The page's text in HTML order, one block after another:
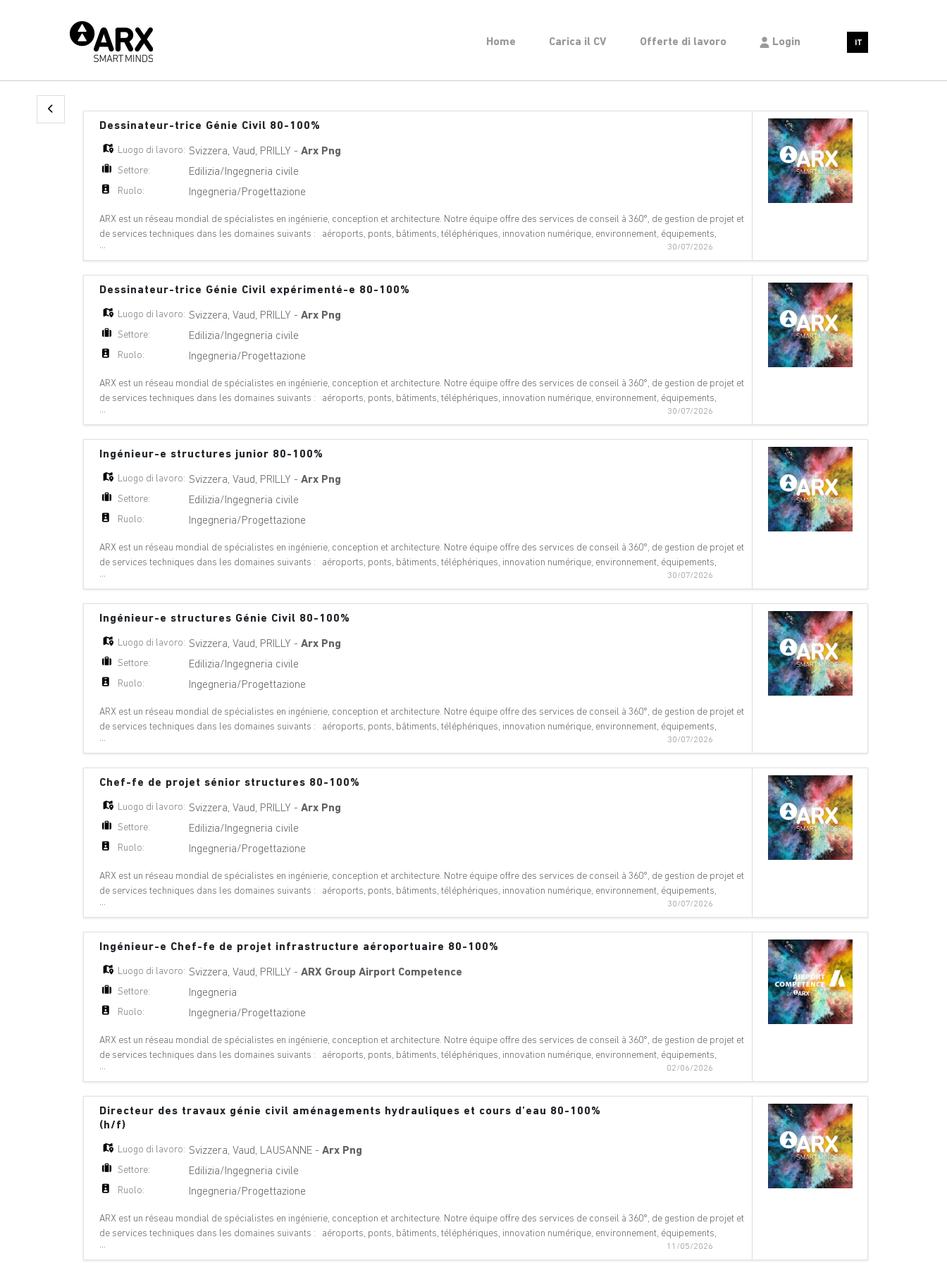
Home Carica il CV Offerte di lavoro Login IT
Dessinateur-trice Génie Civil 80-100%
Luogo di lavoro: Svizzera ,Vaud PRILLY -Arx Png
Settore: Edilizia/Ingegneria civile
Ruolo: Ingegneria/Progettazione
ARX est un réseau mondial de spécialistes en ingénierie, conception et architecture. Notre équipe offre des services de conseil à 360°, de gestion de projet et
de services techniques dans les domaines suivants : aéroports, ponts, bâtiments, téléphériques, innovation numérique, environnement, équipements,
géologie, géotechnique, énergie hydrauli
30/07/2026
Dessinateur-trice Génie Civil expérimenté-e 80-100%
Luogo di lavoro: Svizzera ,Vaud PRILLY -Arx Png
Settore: Edilizia/Ingegneria civile
Ruolo: Ingegneria/Progettazione
ARX est un réseau mondial de spécialistes en ingénierie, conception et architecture. Notre équipe offre des services de conseil à 360°, de gestion de projet et
de services techniques dans les domaines suivants : aéroports, ponts, bâtiments, téléphériques, innovation numérique, environnement, équipements,
géologie, géotechnique, énergie hydrauli
30/07/2026
Ingénieur-e structures junior 80-100%
Luogo di lavoro: Svizzera ,Vaud PRILLY -Arx Png
Settore: Edilizia/Ingegneria civile
Ruolo: Ingegneria/Progettazione
ARX est un réseau mondial de spécialistes en ingénierie, conception et architecture. Notre équipe offre des services de conseil à 360°, de gestion de projet et
de services techniques dans les domaines suivants : aéroports, ponts, bâtiments, téléphériques, innovation numérique, environnement, équipements,
géologie, géotechnique, énergie hydrauli
30/07/2026
Ingénieur-e structures Génie Civil 80-100%
Luogo di lavoro: Svizzera ,Vaud PRILLY -Arx Png
Settore: Edilizia/Ingegneria civile
Ruolo: Ingegneria/Progettazione
ARX est un réseau mondial de spécialistes en ingénierie, conception et architecture. Notre équipe offre des services de conseil à 360°, de gestion de projet et
de services techniques dans les domaines suivants : aéroports, ponts, bâtiments, téléphériques, innovation numérique, environnement, équipements,
géologie, géotechnique, énergie hydrauli
30/07/2026
Chef-fe de projet sénior structures 80-100%
Luogo di lavoro: Svizzera ,Vaud PRILLY -Arx Png
Settore: Edilizia/Ingegneria civile
Ruolo: Ingegneria/Progettazione
ARX est un réseau mondial de spécialistes en ingénierie, conception et architecture. Notre équipe offre des services de conseil à 360°, de gestion de projet et
de services techniques dans les domaines suivants : aéroports, ponts, bâtiments, téléphériques, innovation numérique, environnement, équipements,
géologie, géotechnique, énergie hydrauli
30/07/2026
Ingénieur-e Chef-fe de projet infrastructure aéroportuaire 80-100%
Luogo di lavoro: Svizzera ,Vaud PRILLY -ARX Group Airport Competence
Settore: Ingegneria
Ruolo: Ingegneria/Progettazione
ARX est un réseau mondial de spécialistes en ingénierie, conception et architecture. Notre équipe offre des services de conseil à 360°, de gestion de projet et
de services techniques dans les domaines suivants : aéroports, ponts, bâtiments, téléphériques, innovation numérique, environnement, équipements,
géologie, géotechnique, énergie hydraul
02/06/2026
Directeur des travaux génie civil aménagements hydrauliques et cours d'eau 80-100%
(h/f)
Luogo di lavoro: Svizzera ,Vaud LAUSANNE -Arx Png
Settore: Edilizia/Ingegneria civile
Ruolo: Ingegneria/Progettazione
ARX est un réseau mondial de spécialistes en ingénierie, conception et architecture. Notre équipe offre des services de conseil à 360°, de gestion de projet et
de services techniques dans les domaines suivants : aéroports, ponts, bâtiments, téléphériques, innovation numérique, environnement, équipements,
géologie, géotechnique, énergie hydraul
11/05/2026